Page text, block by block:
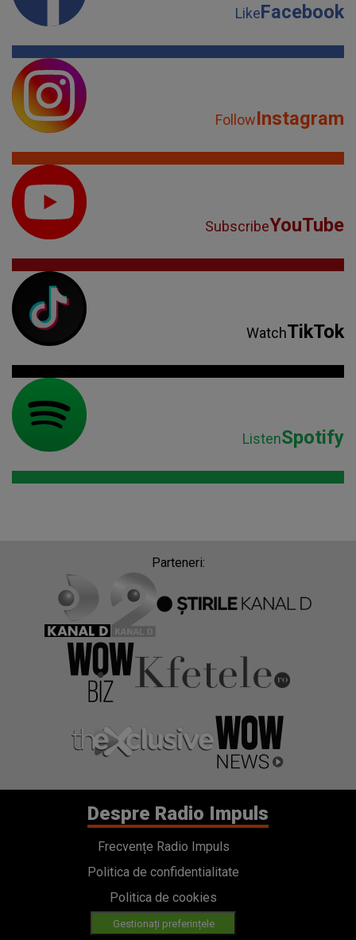
LikeFacebook
FollowInstagram
SubscribeYouTube
WatchTikTok
ListenSpotify
Parteneri:
Despre Radio Impuls
Frecvențe Radio Impuls
Politica de confidentialitate
Politica de cookies
Gestionați preferințele